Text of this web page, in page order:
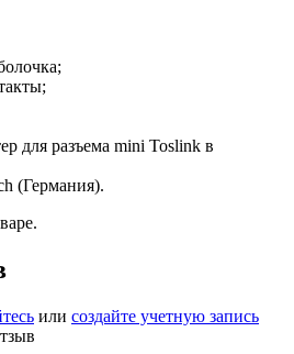
для разъема mini Toslink в
(Германия).
или создайте учетную запись